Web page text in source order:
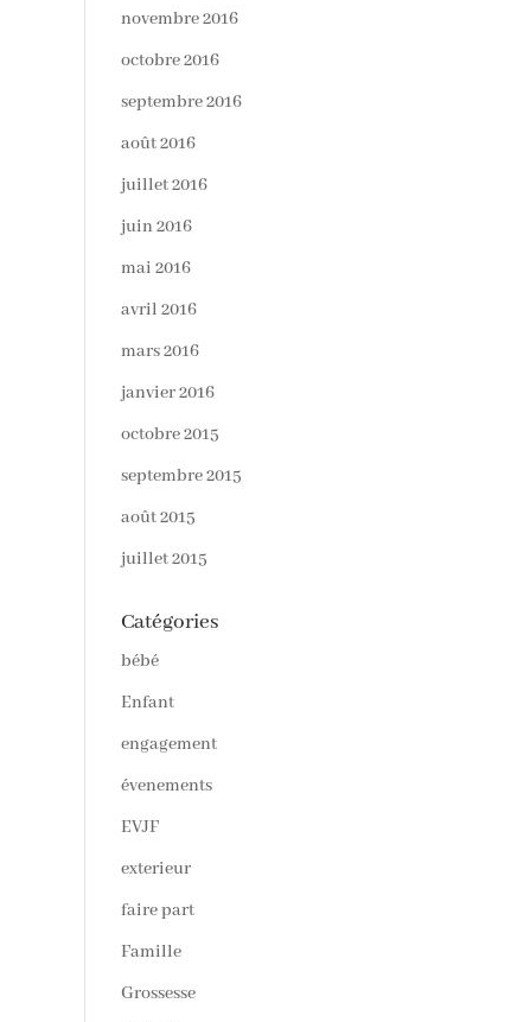
novembre 2016
octobre 2016
septembre 2016
août 2016
juillet 2016
juin 2016
mai 2016
avril 2016
mars 2016
janvier 2016
octobre 2015
septembre 2015
août 2015
juillet 2015
Catégories
bébé
Enfant
engagement
évenements
EVJF
exterieur
faire part
Famille
Grossesse